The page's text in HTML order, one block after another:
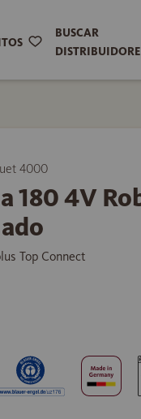
BUSCAR
4000
180 4V
Top Connect